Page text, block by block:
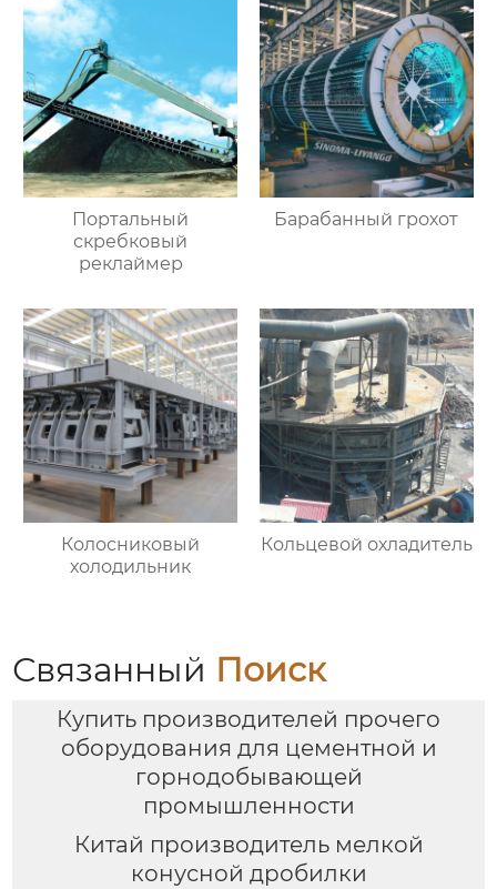
Портальный
скребковый
реклаймер
Барабанный грохот
Колосниковый
холодильник
Кольцевой охладитель
Связанный Поиск
Купить производителей прочего
оборудования для цементной и
горнодобывающей
промышленности
Китай производитель мелкой
конусной дробилки